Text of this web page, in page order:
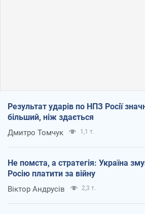
Результат ударів по НПЗ Росії
більший, ніж здається
Дмитро Томчук 1,1 т.
Не помста, а стратегія: Україна
Росію платити за війну
Віктор Андрусів 2,3 т.